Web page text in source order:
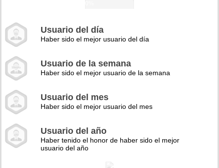
Usuario del día
Haber sido el mejor usuario del día
Usuario de la semana
Haber sido el mejor usuario de la semana
Usuario del mes
Haber sido el mejor usuario del mes
Usuario del año
Haber tenido el honor de haber sido el mejor
usuario del año